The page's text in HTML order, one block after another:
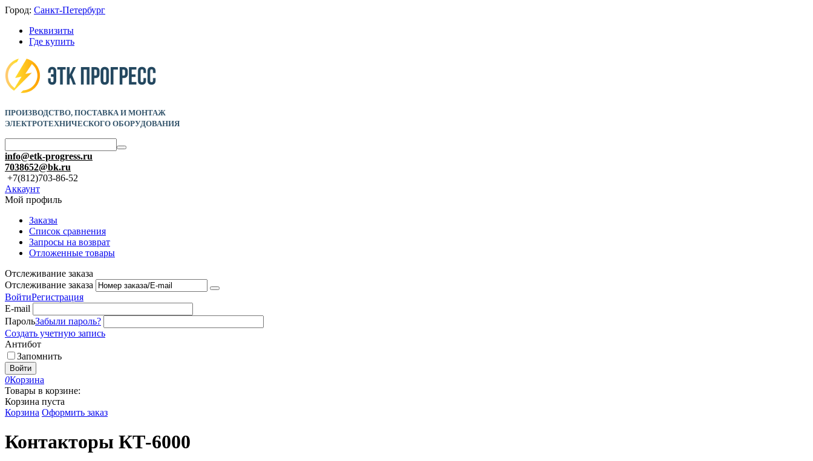
Город: Санкт-Петербург
Реквизиты
Где купить
ПРОИЗВОДСТВО, ПОСТАВКА И МОНТАЖ
ЭЛЕКТРОТЕХНИЧЕСКОГО ОБОРУДОВАНИЯ
info@etk-progress.ru
7038652@bk.ru
+7(812)703-86-52
Аккаунт
Мой профиль
Заказы
Список сравнения
Запросы на возврат
Отложенные товары
Отслеживание заказа
Отслеживание заказа
ВойтиРегистрация
E-mail
ПарольЗабыли пароль?
Создать учетную запись
Антибот
Запомнить
Войти
0Корзина
Товары в корзине:
Корзина пуста
Корзина Оформить заказ
Контакторы КТ-6000